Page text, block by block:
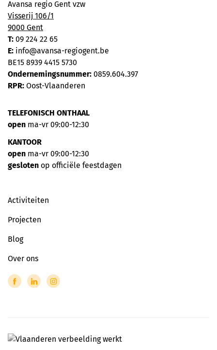
Avansa regio Gent vzw
Visserij 106/1
9000 Gent
T: 09 224 22 65
E: info@avansa-regiogent.be
BE15 8939 4415 5730
Ondernemingsnummer: 0859.604.397
RPR: Oost-Vlaanderen
TELEFONISCH ONTHAAL
open ma-vr 09:00-12:30
KANTOOR
open ma-vr 09:00-12:30
gesloten op officiële feestdagen
Activiteiten
Projecten
Blog
Over ons